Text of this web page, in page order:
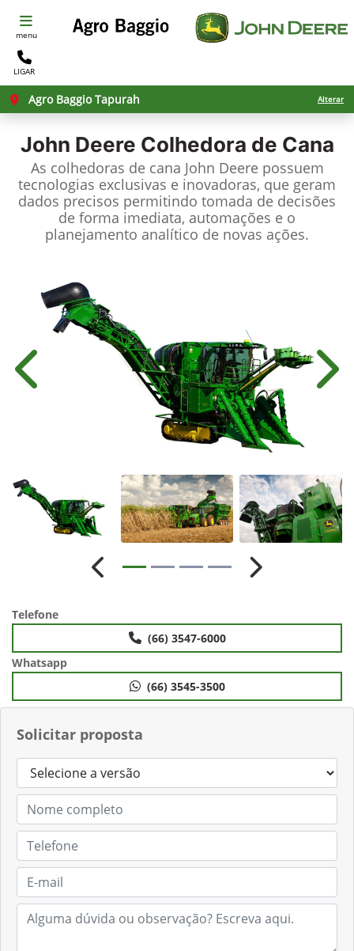
menu
LIGAR
Agro Baggio Tapurah Alterar
John Deere Colhedora de Cana
As colhedoras de cana John Deere possuem
tecnologias exclusivas e inovadoras, que geram
dados precisos permitindo tomada de decisões
de forma imediata, automações e o
planejamento analítico de novas ações.
Solicitar proposta
Anterior
Anterior Próximo
Telefone
(66) 3547-6000
Whatsapp
(66) 3545-3500